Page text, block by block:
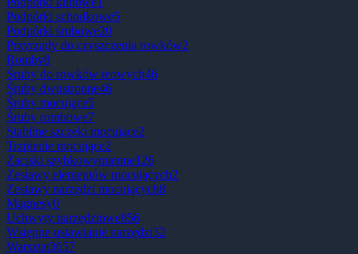
Podpórki schodkowe5
Podpórki śrubowe20
Przyrządy do czyszczenia rowków2
Romby8
Śruby do rowków teowych46
Śruby dwustronne46
Śruby mocujące5
Śruby rombowe7
Stabilne szczęki mocujące2
Trzpienie mocujące2
Zaciski szybkowymienne126
Zestawy elementów mocujących2
Zestawy narzędzi mocujących8
Magnesy0
Uchwyty narzędziowe856
Wstępne ustawianie narzędzi32
Warsztat3657